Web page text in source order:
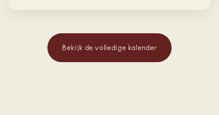
Bekijk de volledige kalender